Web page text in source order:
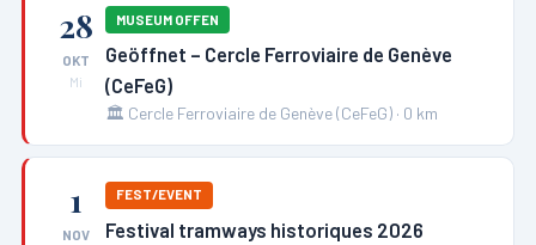
28
OKT
Mi
MUSEUM OFFEN
Geöffnet – Cercle Ferroviaire de Genève
(CeFeG)
🏛️ Cercle Ferroviaire de Genève (CeFeG) · 0 km
1
NOV
FEST/EVENT
Festival tramways historiques 2026